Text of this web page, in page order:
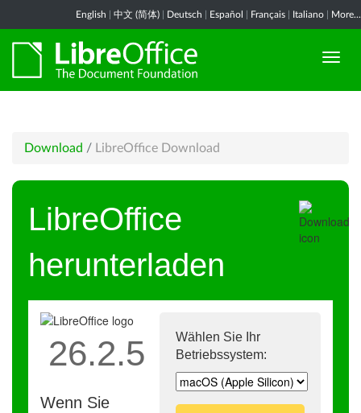
English 中文 (简体) Deutsch Español Français Italiano More...
Download / LibreOffice Download
LibreOffice
herunterladen
Wählen Sie Ihr
Betriebssystem:
26.2.5
Wenn Sie